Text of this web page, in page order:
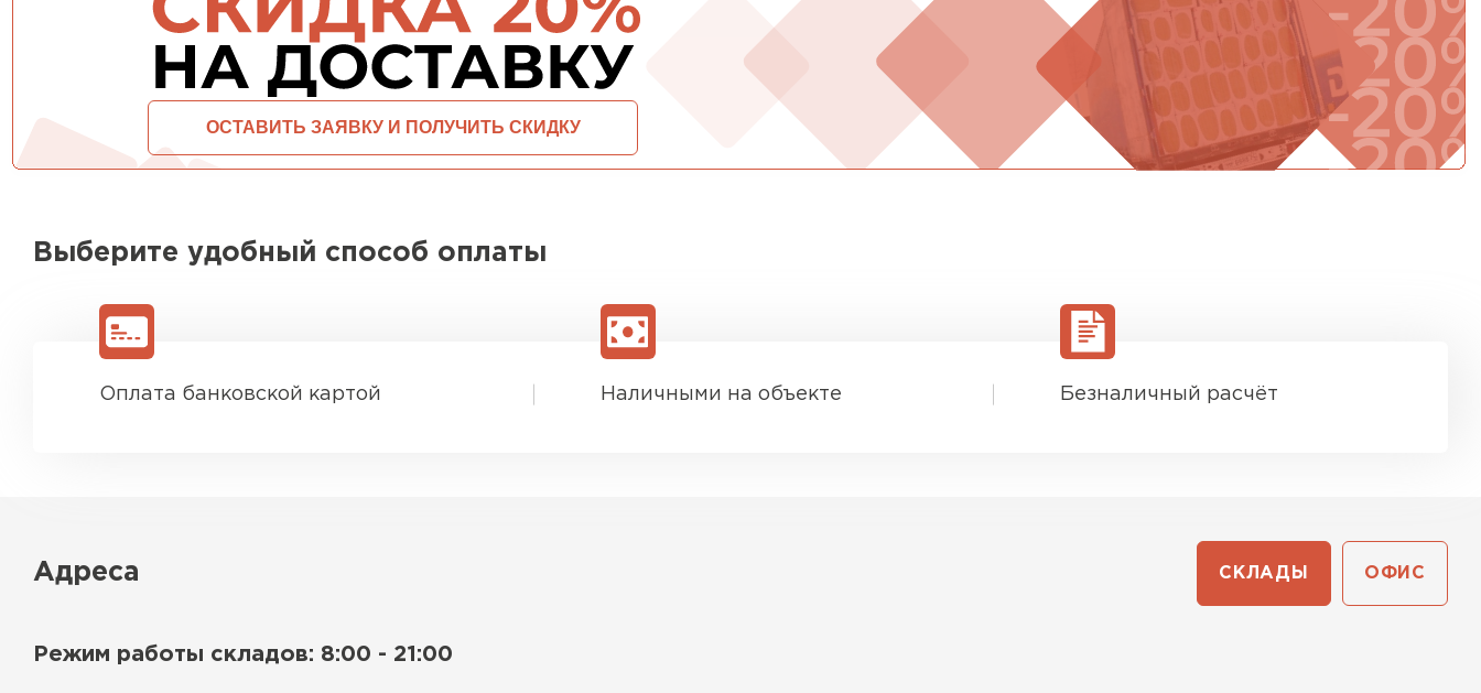
ОСТАВИТЬ ЗАЯВКУ И ПОЛУЧИТЬ СКИДКУ
Выберите удобный способ оплаты
Оплата банковской картой Наличными на объекте Безналичный расчёт
Адреса СКЛАДЫ ОФИС
Режим работы складов: 8:00 - 21:00